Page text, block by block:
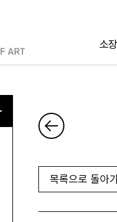
소
목록으로 돌아